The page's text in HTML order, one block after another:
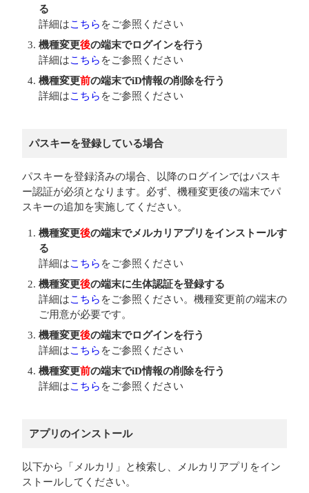
る
詳細はこちら をご参照ください
機種変更後の端末でログインを行う
詳細はこちら をご参照ください
機種変更前の端末でiD情報の削除を行う
詳細はこちら をご参照ください
パスキーを登録している場合
パスキーを登録済みの場合、以降のログインではパスキ
ー認証が必須となります。必ず、機種変更後の端末でパ
スキーの追加を実施してください。
機種変更後の端末でメルカリアプリをインストールす
る
詳細はこちら をご参照ください
機種変更後の端末に生体認証を登録する
詳細はこちら をご参照ください。機種変更前の端末の
ご用意が必要です。
機種変更後の端末でログインを行う
詳細はこちら をご参照ください
機種変更前の端末でiD情報の削除を行う
詳細はこちら をご参照ください
アプリのインストール
以下から「メルカリ」と検索し、メルカリアプリをイン
ストールしてください。